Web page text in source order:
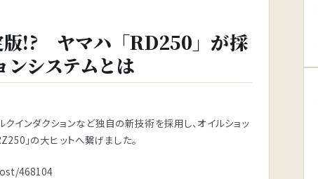
版!? ヤマハ「RD250」が採
ンシステムとは
クインダクションなど独自の新技術を採用し、オイルショッ
」の大ヒットへ繋げました。
468104